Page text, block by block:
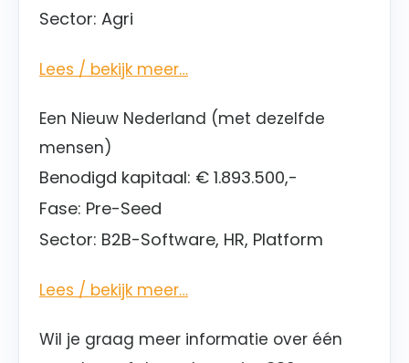
Sector: Agri
Lees / bekijk meer…
Een Nieuw Nederland (met dezelfde
mensen)
Benodigd kapitaal: € 1.893.500,-
Fase: Pre-Seed
Sector: B2B-Software, HR, Platform
Lees / bekijk meer…
Wil je graag meer informatie over één